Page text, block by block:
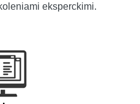
eksperckimi.